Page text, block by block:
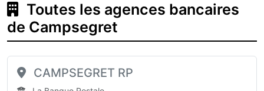
Toutes les agences bancaires
de Campsegret
CAMPSEGRET RP